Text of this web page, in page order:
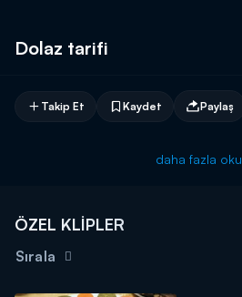
Dolaz tarifi
Takip Et Kaydet Paylaş
daha fazla oku
ÖZEL KLİPLER
Sırala